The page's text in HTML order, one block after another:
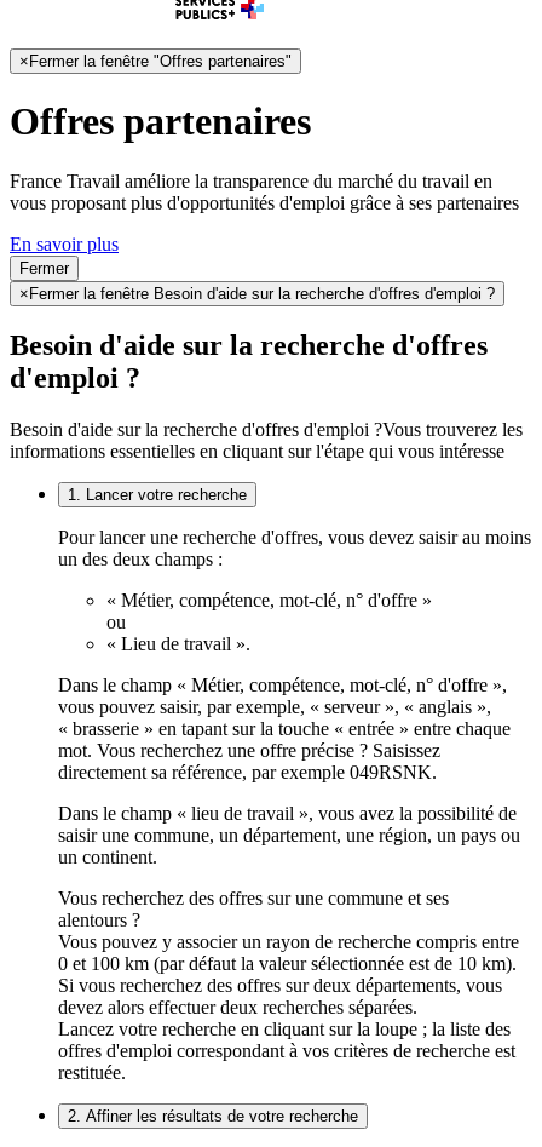
×Fermer la fenêtre "Offres partenaires"
Offres partenaires
France Travail améliore la transparence du marché du travail en
vous proposant plus d'opportunités d'emploi grâce à ses partenaires
En savoir plus
Fermer
×Fermer la fenêtre Besoin d'aide sur la recherche d'offres d'emploi ?
Besoin d'aide sur la recherche d'offres
d'emploi ?
Besoin d'aide sur la recherche d'offres d'emploi ?Vous trouverez les
informations essentielles en cliquant sur l'étape qui vous intéresse
1. Lancer votre recherche
Pour lancer une recherche d'offres, vous devez saisir au moins
un des deux champs :
« Métier, compétence, mot-clé, n° d'offre »
ou
« Lieu de travail ».
Dans le champ « Métier, compétence, mot-clé, n° d'offre »,
vous pouvez saisir, par exemple, « serveur », « anglais »,
« brasserie » en tapant sur la touche « entrée » entre chaque
mot. Vous recherchez une offre précise ? Saisissez
directement sa référence, par exemple 049RSNK.
Dans le champ « lieu de travail », vous avez la possibilité de
saisir une commune, un département, une région, un pays ou
un continent.
Vous recherchez des offres sur une commune et ses
alentours ?
Vous pouvez y associer un rayon de recherche compris entre
0 et 100 km (par défaut la valeur sélectionnée est de 10 km).
Si vous recherchez des offres sur deux départements, vous
devez alors effectuer deux recherches séparées.
Lancez votre recherche en cliquant sur la loupe ; la liste des
offres d'emploi correspondant à vos critères de recherche est
restituée.
2. Affiner les résultats de votre recherche